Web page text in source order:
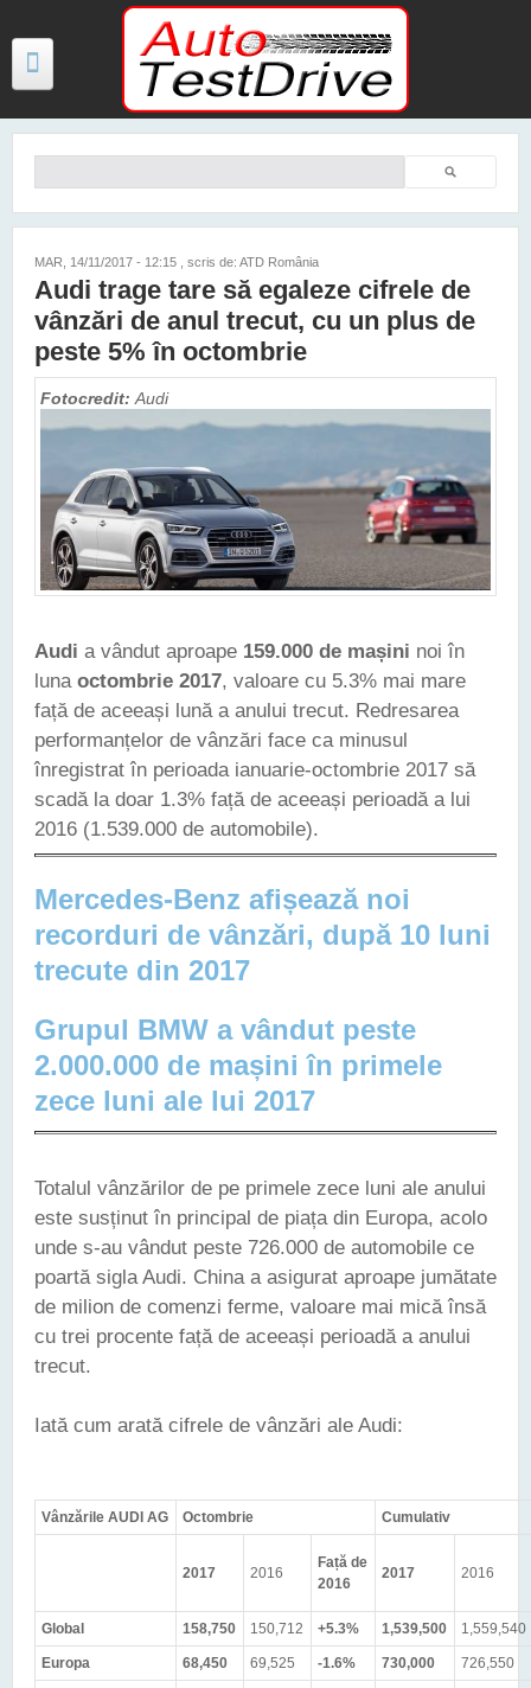
Mergi la conţinutul principal
TESTE
FOTO
PREȚURI MODELE NOI
CONTACT
Căutare
MAR, 14/11/2017 - 12:15 , scris de: ATD România
Audi trage tare să egaleze cifrele de
vânzări de anul trecut, cu un plus de
peste 5% în octombrie
Fotocredit: Audi
Audi a vândut aproape 159.000 de mașini noi în
luna octombrie 2017, valoare cu 5.3% mai mare
față de aceeași lună a anului trecut. Redresarea
performanțelor de vânzări face ca minusul
înregistrat în perioada ianuarie-octombrie 2017 să
scadă la doar 1.3% față de aceeași perioadă a lui
2016 (1.539.000 de automobile).
Mercedes-Benz afișează noi
recorduri de vânzări, după 10 luni
trecute din 2017
Grupul BMW a vândut peste
2.000.000 de mașini în primele
zece luni ale lui 2017
Totalul vânzărilor de pe primele zece luni ale anului
este susținut în principal de piața din Europa, acolo
unde s-au vândut peste 726.000 de automobile ce
poartă sigla Audi. China a asigurat aproape jumătate
de milion de comenzi ferme, valoare mai mică însă
cu trei procente față de aceeași perioadă a anului
trecut.
Iată cum arată cifrele de vânzări ale Audi:
VânzărileAUDI AG Octombrie Cumulativ
2017 2016
Față de
2016
2017 2016
Global 158,750 150,712 +5.3% 1,539,500 1,559,540
Europa 68,450 69,525 -1.6% 730,000 726,550